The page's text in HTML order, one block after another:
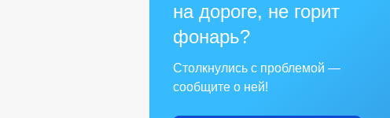
на дороге, не горит
фонарь?
Столкнулись с проблемой —
сообщите о ней!